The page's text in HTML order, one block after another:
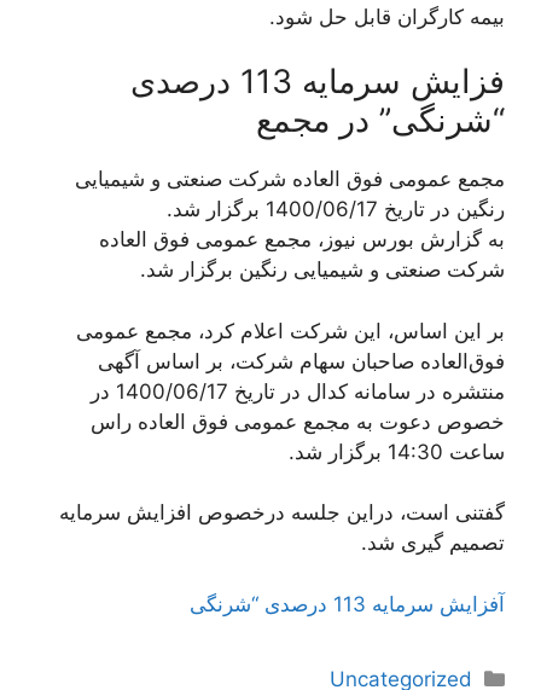
بیمه کارگران قابل حل شود.
فزایش سرمایه 113 درصدی
“شرنگی” در مجمع
مجمع عمومی فوق العاده شرکت صنعتی و شیمیایی
رنگین در تاریخ 1400/06/17 برگزار شد.
به گزارش بورس نیوز، مجمع عمومی فوق العاده
شرکت صنعتی و شیمیایی رنگین برگزار شد.
بر این اساس، این شرکت اعلام کرد، مجمع عمومی
فوق‌العاده صاحبان سهام شرکت، بر اساس آگهی
منتشره در سامانه کدال در تاریخ 1400/06/17 در
خصوص دعوت به مجمع عمومی فوق العاده راس
ساعت 14:30 برگزار شد.
گفتنی است، دراین جلسه درخصوص افزایش سرمایه
تصمیم گیری شد.
آفزایش سرمایه 113 درصدی “شرنگی
دسته‌ها
Uncategorized